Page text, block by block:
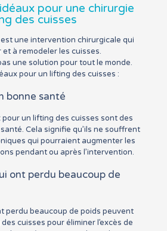
pour une chirurgie
des cuisses
une intervention chirurgicale qui
à remodeler les cuisses.
une solution pour tout le monde.
pour un lifting des cuisses :
bonne santé
un lifting des cuisses sont des
Cela signifie qu’ils ne souffrent
qui pourraient augmenter les
pendant ou après l’intervention.
ont perdu beaucoup de
perdu beaucoup de poids peuvent
cuisses pour éliminer l’excès de